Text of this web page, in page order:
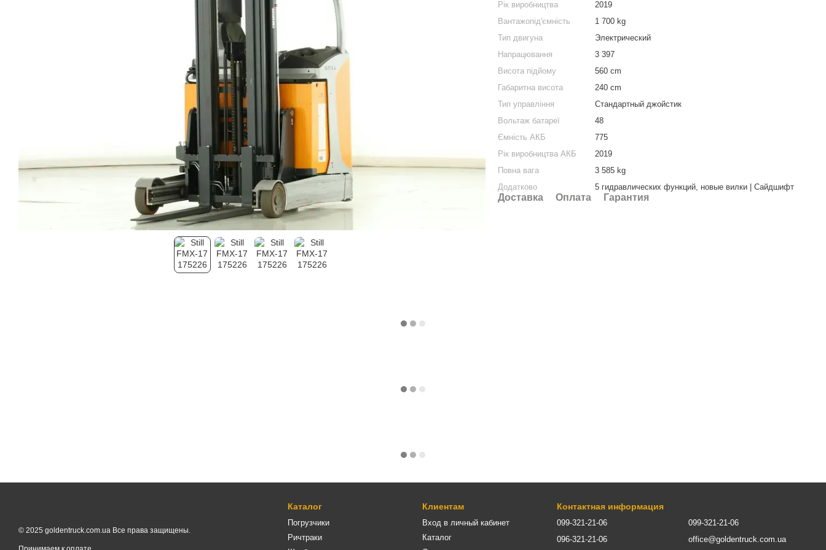
Рік виробництва
2019
Вантажопід'ємність
1 700 kg
Тип двигуна
Электрический
Напрацювання
3 397
Висота підйому
560 cm
Габаритна висота
240 cm
Тип управління
Стандартный джойстик
Вольтаж батареї
48
Ємність АКБ
775
Рік виробництва АКБ
2019
Повна вага
3 585 kg
Додатково
5 гидравлических функций, новые вилки | Сайдшифт
Доставка Оплата Гарантия
© 2025 goldentruck.com.ua Все права защищены.
Каталог
Погрузчики
Ричтраки
Клиентам
Вход в личный кабинет
Каталог
Контактная информация
099-321-21-06
096-321-21-06
099-321-21-06
office@goldentruck.com.ua